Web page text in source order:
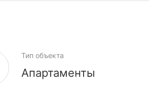
Тип объекта
Апартаменты